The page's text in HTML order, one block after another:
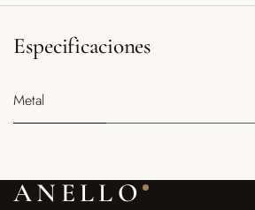
Especificaciones
Metal
ANELLO